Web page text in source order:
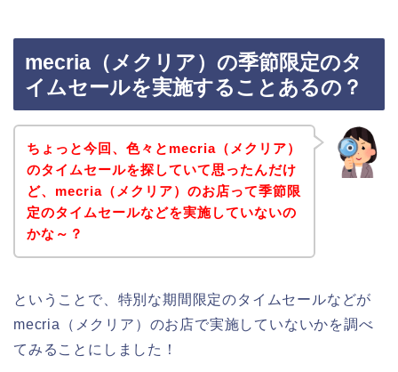
mecria（メクリア）の季節限定のタ
イムセールを実施することあるの？
ちょっと今回、色々とmecria（メクリア）
のタイムセールを探していて思ったんだけ
ど、mecria（メクリア）のお店って季節限
定のタイムセールなどを実施していないの
かな～？
ということで、特別な期間限定のタイムセールなどが
mecria（メクリア）のお店で実施していないかを調べ
てみることにしました！